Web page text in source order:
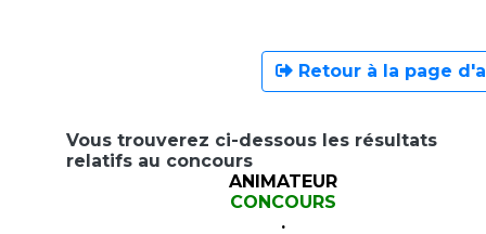
Retour à la page
Vous trouverez ci-dessous les résultats
relatifs au concours
ANIMATEUR
CONCOURS
.